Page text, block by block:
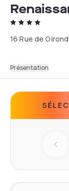
16 Rue de
Présentation